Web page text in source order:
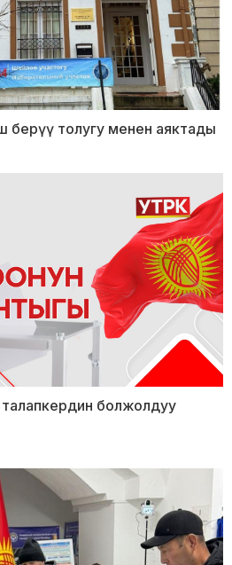
берүү толугу менен аяктады
болжолдуу